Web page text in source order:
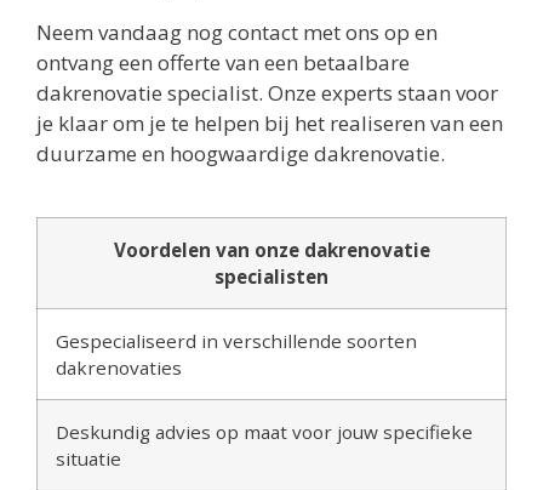
Neem vandaag nog contact met ons op en
ontvang een offerte van een betaalbare
dakrenovatie specialist. Onze experts staan voor
je klaar om je te helpen bij het realiseren van een
duurzame en hoogwaardige dakrenovatie.
Voordelen van onze dakrenovatie
specialisten
Gespecialiseerd in verschillende soorten
dakrenovaties
Deskundig advies op maat voor jouw specifieke
situatie